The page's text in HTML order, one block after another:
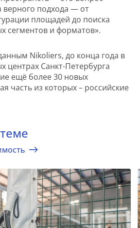
подхода — от
площадей до поиска
сегментов и форматов».
Nikoliers, до конца года в
центрах Санкт-Петербурга
ещё более 30 новых
часть из которых – российские